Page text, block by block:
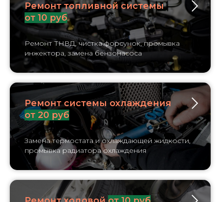
Ремонт топливной системы
от 10 руб
Ремонт ТНВД, чистка форсунок, промывка
инжектора, замена бензонасоса
Ремонт системы охлаждения
от 20 руб
Замена термостата и охлаждающей жидкости,
промывка радиатора охлаждения